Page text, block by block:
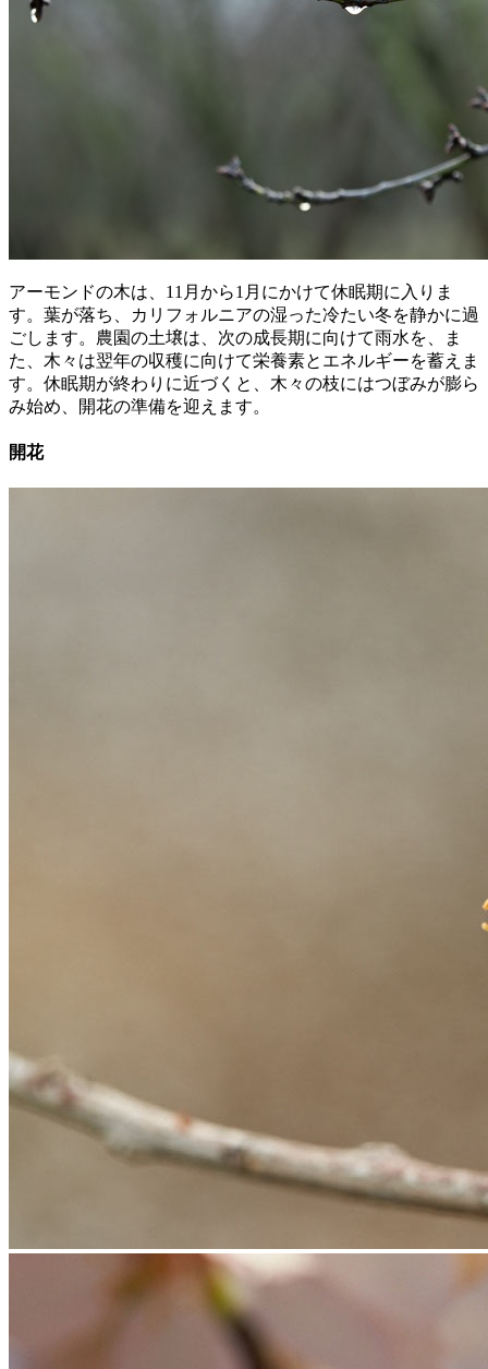
アーモンドの木は、11月から1月にかけて休眠期に入りま
す。葉が落ち、カリフォルニアの湿った冷たい冬を静かに過
ごします。農園の土壌は、次の成長期に向けて雨水を、ま
た、木々は翌年の収穫に向けて栄養素とエネルギーを蓄えま
す。休眠期が終わりに近づくと、木々の枝にはつぼみが膨ら
み始め、開花の準備を迎えます。
開花